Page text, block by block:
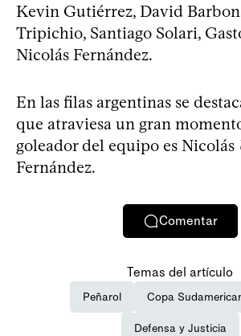
Kevin Gutiérrez, David
Tripichio, Santiago Solari,
Nicolás Fernández.
En las filas argentinas se
que atraviesa un gran
goleador del equipo es Nicolás
Fernández.
Comentar
Temas del artículo
Peñarol Copa
Defensa y Justicia